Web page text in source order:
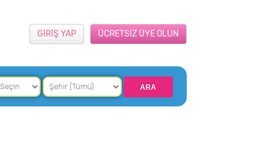
ÜCRETSİZ ÜYE OLUN
GİRİŞ YAP